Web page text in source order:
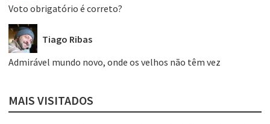
Voto obrigatório é correto?
Tiago Ribas
Admirável mundo novo, onde os velhos não têm vez
MAIS VISITADOS